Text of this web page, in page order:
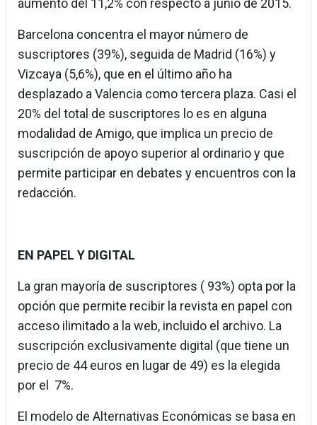
aumento del 11,2% con respecto a junio de 2015.
Barcelona concentra el mayor número de
suscriptores (39%), seguida de Madrid (16%) y
Vizcaya (5,6%), que en el último año ha
desplazado a Valencia como tercera plaza. Casi el
20% del total de suscriptores lo es en alguna
modalidad de Amigo, que implica un precio de
suscripción de apoyo superior al ordinario y que
permite participar en debates y encuentros con la
redacción.
EN PAPEL Y DIGITAL
La gran mayoría de suscriptores ( 93%) opta por la
opción que permite recibir la revista en papel con
acceso ilimitado a la web, incluido el archivo. La
suscripción exclusivamente digital (que tiene un
precio de 44 euros en lugar de 49) es la elegida
por el 7%.
El modelo de Alternativas Económicas se basa en